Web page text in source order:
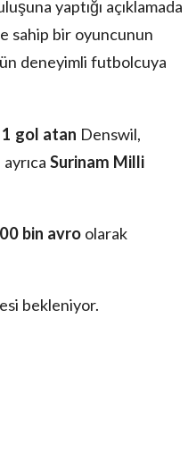
yaptığı açıklamada
sahip bir oyuncunun
deneyimli futbolcuya
1 gol atan Denswil,
Surinam Milli
bin avro olarak
bekleniyor.